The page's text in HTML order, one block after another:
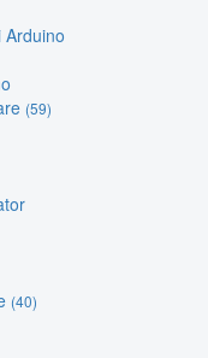
(59)
(40)